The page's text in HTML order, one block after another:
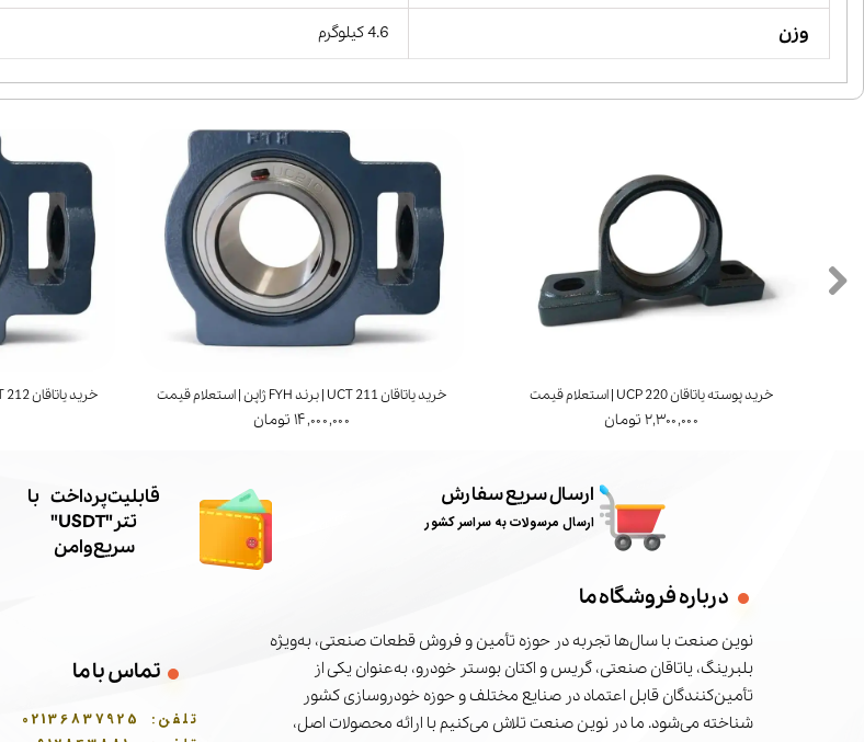
وزن 4.6 کیلوگرم
خرید یاتاقان UCT 212 | برند FYH ژاپن | استعلام قیمت خرید یاتاقان UCT 211 | برند FYH ژاپن | استعلام قیمت
۱۴,۰۰۰,۰۰۰ تومان
خرید پوسته یاتاقان UCP 220 | استعلام قیمت
۲,۳۰۰,۰۰۰ تومان
ارسال سریع سفارش
ارسال مرسولات به سراسر کشور
درباره فروشگاه ما
نوین صنعت با سال‌ها تجربه در حوزه تأمین و فروش قطعات صنعتی، به‌ویژه
بلبرینگ، یاتاقان صنعتی، گریس و اکتان بوستر خودرو، به‌عنوان یکی از
تأمین‌کنندگان قابل اعتماد در صنایع مختلف و حوزه خودروسازی کشور
شناخته می‌شود. ما در نوین صنعت تلاش می‌کنیم با ارائه محصولات اصل،
تماس با ما
تلفن:
02136837925
​قابلیت پرداخت با
تتر"USDT"
سریع و امن